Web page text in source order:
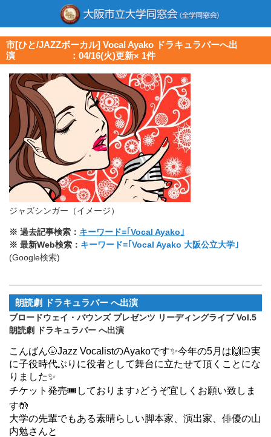
市[ひと/JAZZボーカル] Vocal Ayako ドラキュラバーへ出
演 ：04/16(火)更新× 1件
ジャズシンガー（イメージ）
※ 過去記事検索： キーワード=｢Vocal Ayako｣
※ 最新Web検索： キーワード=｢Vocal Ayako 大阪公立大学｣
(Google検索)
朗読劇 ドラキュラバー へ出演
ブロードウェイ・バウンズ プレゼンツ リーディングライブ Vol.5
朗読劇 ドラキュラバー へ出演
こんばん🌝Jazz VocalistのAyakoです✨今年の5月は🙌🏻実
に子役時代ぶりに役者として舞台に立たせて頂くことにな
りました✨
チケット発売🎟️しております♪どうぞ宜しくお願い致しま
す🤲
大学の先輩でもある素晴らしい脚本家、演出家、俳優の山
内勉さんと